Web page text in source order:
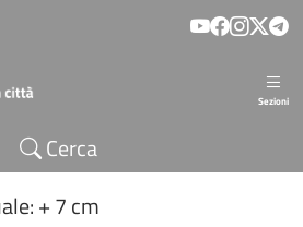
Sezioni
Cerca
+ 7 cm